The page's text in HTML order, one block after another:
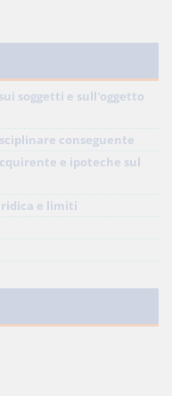
soggetti e sull'oggetto
conseguente
e ipoteche sul
e limiti